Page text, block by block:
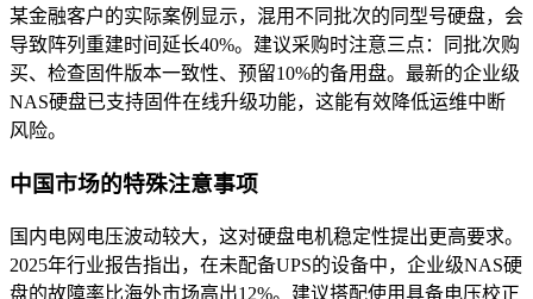
某金融客户的实际案例显示，混用不同批次的同型号硬盘，会
导致阵列重建时间延长40%。建议采购时注意三点：同批次购
买、检查固件版本一致性、预留10%的备用盘。最新的企业级
NAS硬盘已支持固件在线升级功能，这能有效降低运维中断
风险。
中国市场的特殊注意事项
国内电网电压波动较大，这对硬盘电机稳定性提出更高要求。
2025年行业报告指出，在未配备UPS的设备中，企业级NAS硬
盘的故障率比海外市场高出12%。建议搭配使用具备电压校正